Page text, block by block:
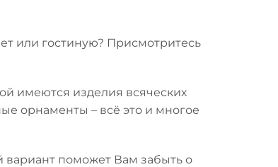
или гостиную? Присмотритесь
имеются изделия всяческих
орнаменты – всё это и многое
вариант поможет Вам забыть о